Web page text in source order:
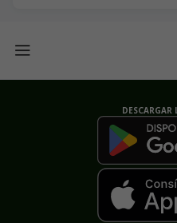
DESCARGAR